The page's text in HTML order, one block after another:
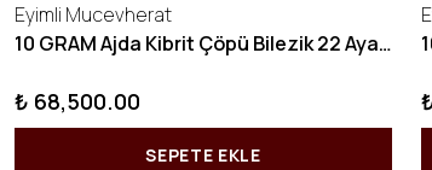
Eyimli Mucevherat
10 GRAM Ajda Kibrit Çöpü Bilezik 22 Ayar 22BLZ003
₺ 68,500.00
SEPETE EKLE